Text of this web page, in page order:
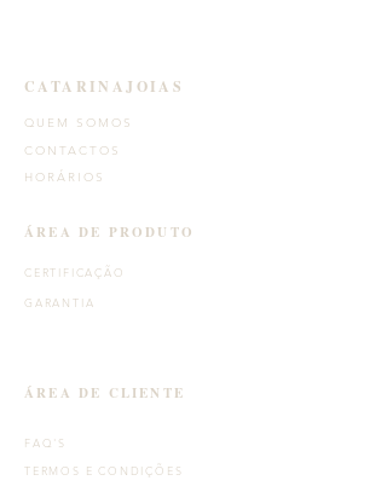
CATARINAJOIAS
QUEM SOMOS
CONTACTOS
HORÁRIOS
ÁREA DE PRODUTO
CERTIFICAÇÃO
GARANTIA
ÁREA DE CLIENTE
FAQ'S
TERMOS E CONDIÇÕES